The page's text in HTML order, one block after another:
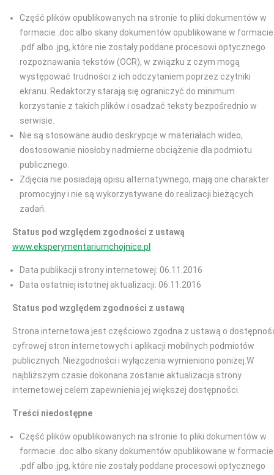
Część plików opublikowanych na stronie to pliki dokumentów w
formacie .doc albo skany dokumentów opublikowane w formacie
.pdf albo .jpg, które nie zostały poddane procesowi optycznego
rozpoznawania tekstów (OCR), w związku z czym mogą
występować trudności z ich odczytaniem poprzez czytniki
ekranu. Redaktorzy starają się ograniczyć do minimum
korzystanie z takich plików i osadzać teksty bezpośrednio w
serwisie.
Nie są stosowane audio deskrypcje w materiałach wideo,
dostosowanie niosłoby nadmierne obciążenie dla podmiotu
publicznego.
Zdjęcia nie posiadają opisu alternatywnego, mają one charakter
promocyjny i nie są wykorzystywane do realizacji bieżących
zadań.
Status pod względem zgodności z ustawą
www.eksperymentariumchojnice.pl
Data publikacji strony internetowej: 06.11.2016
Data ostatniej istotnej aktualizacji: 06.11.2016
Status pod względem zgodności z ustawą
Strona internetowa jest częściowo zgodna z ustawą o
cyfrowej stron internetowych i aplikacji mobilnych podmiotów
publicznych. Niezgodności i wyłączenia wymieniono poniżej.W
najbliższym czasie dokonana zostanie aktualizacja strony
internetowej celem zapewnienia jej większej dostępności.
Treści niedostępne
Część plików opublikowanych na stronie to pliki dokumentów w
formacie .doc albo skany dokumentów opublikowane w formacie
.pdf albo .jpg, które nie zostały poddane procesowi optycznego